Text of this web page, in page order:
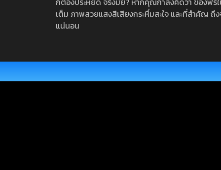
เต็ม ภาพสวยแสงสีเสียงกระหึ่มสะใจ และที่สำคัญ
แน่นอน